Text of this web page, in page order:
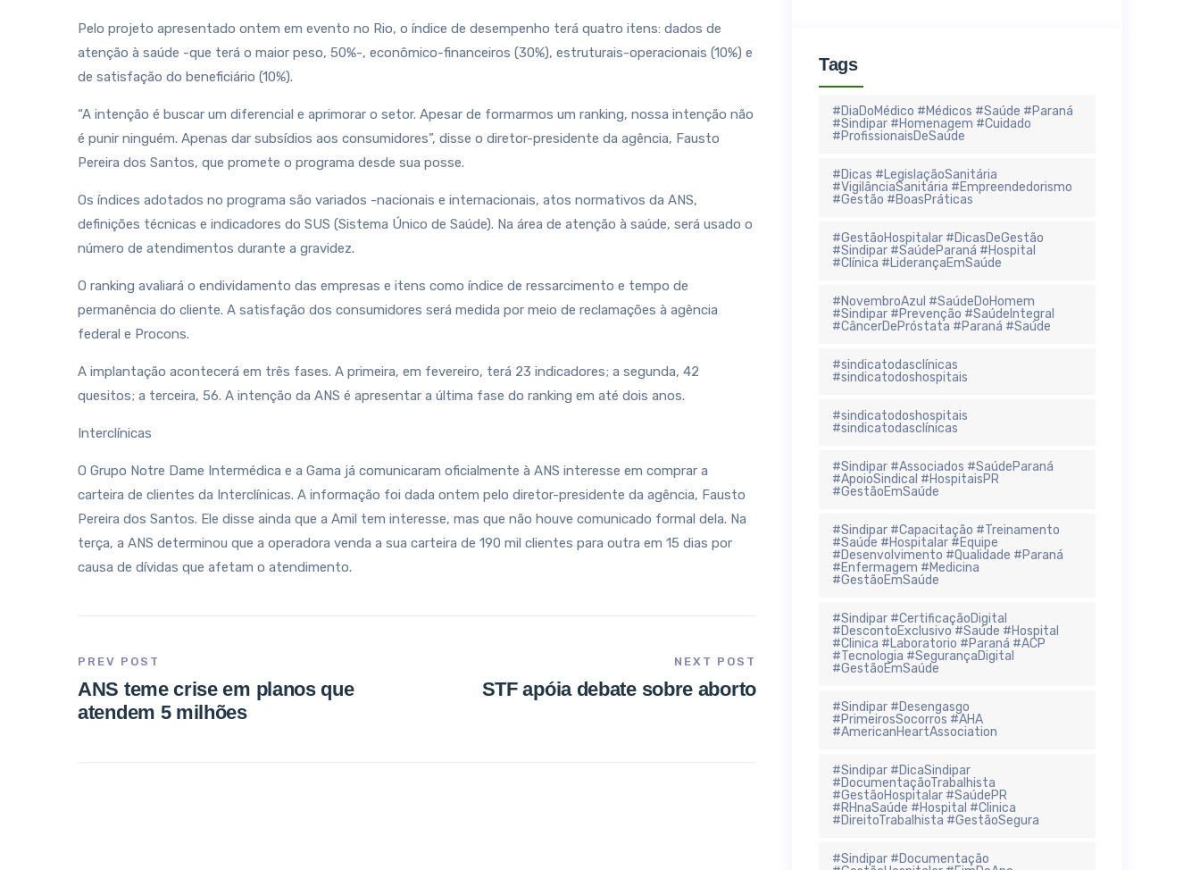
Pelo projeto apresentado ontem em evento no Rio, o índice de desempenho terá quatro itens: dados de
atenção à saúde -que terá o maior peso, 50%-, econômico-financeiros (30%), estruturais-operacionais (10%) e
de satisfação do beneficiário (10%).
“A intenção é buscar um diferencial e aprimorar o setor. Apesar de formarmos um ranking, nossa intenção não
é punir ninguém. Apenas dar subsídios aos consumidores”, disse o diretor-presidente da agência, Fausto
Pereira dos Santos, que promete o programa desde sua posse.
Os índices adotados no programa são variados -nacionais e internacionais, atos normativos da ANS,
definições técnicas e indicadores do SUS (Sistema Único de Saúde). Na área de atenção à saúde, será usado o
número de atendimentos durante a gravidez.
O ranking avaliará o endividamento das empresas e itens como índice de ressarcimento e tempo de
permanência do cliente. A satisfação dos consumidores será medida por meio de reclamações à agência
federal e Procons.
A implantação acontecerá em três fases. A primeira, em fevereiro, terá 23 indicadores; a segunda, 42
quesitos; a terceira, 56. A intenção da ANS é apresentar a última fase do ranking em até dois anos.
Interclínicas
O Grupo Notre Dame Intermédica e a Gama já comunicaram oficialmente à ANS interesse em comprar a
carteira de clientes da Interclínicas. A informação foi dada ontem pelo diretor-presidente da agência, Fausto
Pereira dos Santos. Ele disse ainda que a Amil tem interesse, mas que não houve comunicado formal dela. Na
terça, a ANS determinou que a operadora venda a sua carteira de 190 mil clientes para outra em 15 dias por
causa de dívidas que afetam o atendimento.
PREV POST
ANS teme crise em planos que
atendem 5 milhões
NEXT POST
STF apóia debate sobre aborto
Tags
#DiaDoMédico #Médicos #Saúde #Paraná
#Sindipar #Homenagem #Cuidado
#ProfissionaisDeSaúde
#Dicas #LegislaçãoSanitária
#VigilânciaSanitária #Empreendedorismo
#Gestão #BoasPráticas
#GestãoHospitalar #DicasDeGestão
#Sindipar #SaúdeParaná #Hospital
#Clínica #LiderançaEmSaúde
#NovembroAzul #SaúdeDoHomem
#Sindipar #Prevenção #SaúdeIntegral
#CâncerDePróstata #Paraná #Saúde
#sindicatodasclínicas
#sindicatodoshospitais
#sindicatodoshospitais
#sindicatodasclínicas
#Sindipar #Associados #SaúdeParaná
#ApoioSindical #HospitaisPR
#GestãoEmSaúde
#Sindipar #Capacitação #Treinamento
#Saúde #Hospitalar #Equipe
#Desenvolvimento #Qualidade #Paraná
#Enfermagem #Medicina
#GestãoEmSaúde
#Sindipar #CertificaçãoDigital
#DescontoExclusivo #Saúde #Hospital
#Clinica #Laboratorio #Paraná #ACP
#Tecnologia #SegurançaDigital
#GestãoEmSaúde
#Sindipar #Desengasgo
#PrimeirosSocorros #AHA
#AmericanHeartAssociation
#Sindipar #DicaSindipar
#DocumentaçãoTrabalhista
#GestãoHospitalar #SaúdePR
#RHnaSaúde #Hospital #Clinica
#DireitoTrabalhista #GestãoSegura
#Sindipar #Documentação